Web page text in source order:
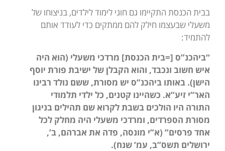
בבית הכנסת התקיימו גם חוגי לימוד לילדים, בניצוחו של
משעלי שבעצמו חילק להם ממתקים כדי לעודד אותם
להתמיד:
“ביהכנ”ס [=בית הכנסת] מרדכי משעלי (הוא היה
איש חשוב ונכבד, והוא הקבלן של ישיבת פורת יוסף
הישן). באותו ביהכנ”ס יש מסורת, ששם נולד רבינו
האר”י זיע”א. כשהיינו קטנים, כל ילדי תלמודי
התורה היו הולכים בשבת לקרוא שם תהילים בניגון
מסורת הספרדים, ומרדכי משעלי היה מחלק לכל
אחד פרסים” (א”י מונסה, פדה את אברהם, ב’,
ירושלים תשס”ב, עמ’ שנח).